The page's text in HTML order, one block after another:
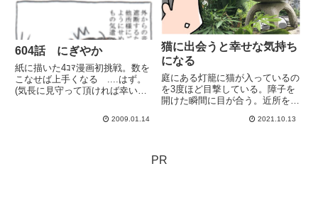
604話 にぎやか
紙に描いた4ｺﾏ漫画初挑戦。数を
こなせば上手くなる ....はず。
(気長に見守って頂ければ幸いで
2009.01.14
猫に出会うと幸せな気持ち
になる
庭にある灯籠に猫が入っているの
を3度ほど目撃している。障子を
開けた瞬間に目が合う。近所を散
ちらが先に目を逸らすか的な勝負
くと嫌われると、叔母の家の猫
2021.10.13
PR